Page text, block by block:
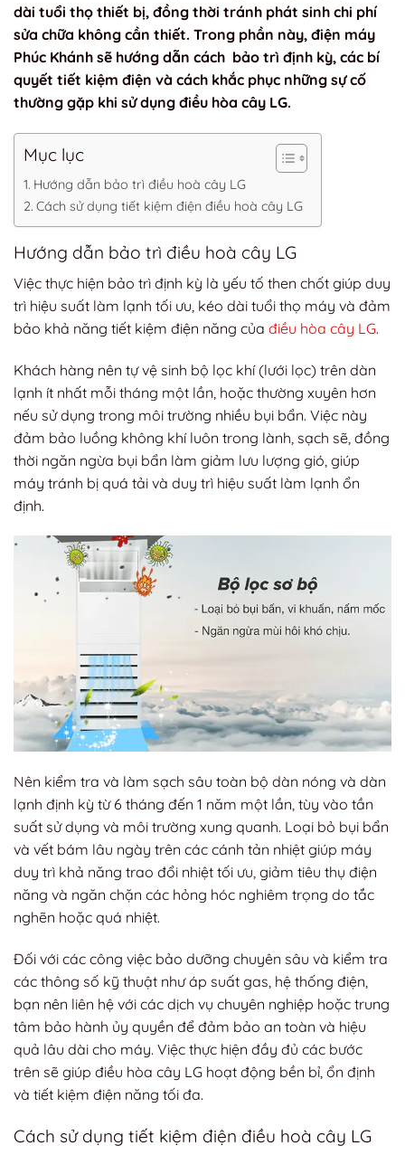
dài tuổi thọ thiết bị, đồng thời tránh phát sinh chi phí
sửa chữa không cần thiết. Trong phần này, điện máy
Phúc Khánh sẽ hướng dẫn cách bảo trì định kỳ, các bí
quyết tiết kiệm điện và cách khắc phục những sự cố
thường gặp khi sử dụng điều hòa cây LG.
Mục lục
Hướng dẫn bảo trì điều hoà cây LG
Cách sử dụng tiết kiệm điện điều hoà cây LG
Hướng dẫn bảo trì điều hoà cây LG
Việc thực hiện bảo trì định kỳ là yếu tố then chốt giúp duy
trì hiệu suất làm lạnh tối ưu, kéo dài tuổi thọ máy và đảm
bảo khả năng tiết kiệm điện năng của điều hòa cây LG.
Khách hàng nên tự vệ sinh bộ lọc khí (lưới lọc) trên dàn
lạnh ít nhất mỗi tháng một lần, hoặc thường xuyên hơn
nếu sử dụng trong môi trường nhiều bụi bẩn. Việc này
đảm bảo luồng không khí luôn trong lành, sạch sẽ, đồng
thời ngăn ngừa bụi bẩn làm giảm lưu lượng gió, giúp
máy tránh bị quá tải và duy trì hiệu suất làm lạnh ổn
định.
Nên kiểm tra và làm sạch sâu toàn bộ dàn nóng và dàn
lạnh định kỳ từ 6 tháng đến 1 năm một lần, tùy vào tần
suất sử dụng và môi trường xung quanh. Loại bỏ bụi bẩn
và vết bám lâu ngày trên các cánh tản nhiệt giúp máy
duy trì khả năng trao đổi nhiệt tối ưu, giảm tiêu thụ điện
năng và ngăn chặn các hỏng hóc nghiêm trọng do tắc
nghẽn hoặc quá nhiệt.
Đối với các công việc bảo dưỡng chuyên sâu và kiểm tra
các thông số kỹ thuật như áp suất gas, hệ thống điện,
bạn nên liên hệ với các dịch vụ chuyên nghiệp hoặc trung
tâm bảo hành ủy quyền để đảm bảo an toàn và hiệu
quả lâu dài cho máy. Việc thực hiện đầy đủ các bước
trên sẽ giúp điều hòa cây LG hoạt động bền bỉ, ổn định
và tiết kiệm điện năng tối đa.
Cách sử dụng tiết kiệm điện điều hoà cây LG